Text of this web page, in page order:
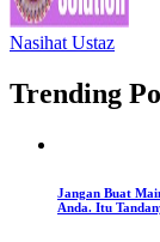
Nasihat Ustaz
Trending
Jangan Buat
Anda. Itu